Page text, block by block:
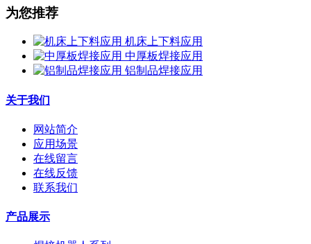
为您推荐
机床上下料应用
中厚板焊接应用
铝制品焊接应用
关于我们
网站简介
应用场景
在线留言
在线反馈
联系我们
产品展示